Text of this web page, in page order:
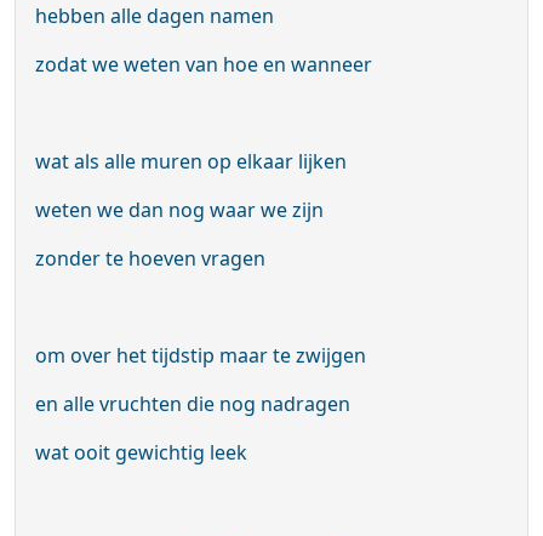
hebben alle dagen namen
zodat we weten van hoe en wanneer
wat als alle muren op elkaar lijken
weten we dan nog waar we zijn
zonder te hoeven vragen
om over het tijdstip maar te zwijgen
en alle vruchten die nog nadragen
wat ooit gewichtig leek